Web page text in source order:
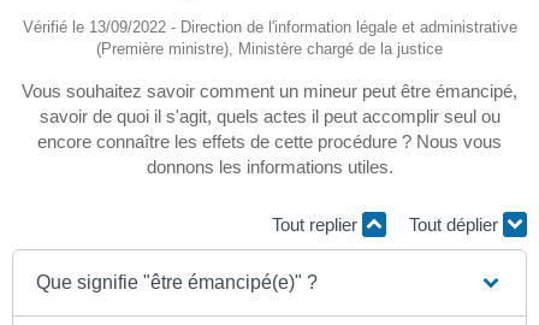
Vérifié le 13/09/2022 - Direction de l'information légale et administrative
(Première ministre), Ministère chargé de la justice
Vous souhaitez savoir comment un mineur peut être émancipé,
savoir de quoi il s'agit, quels actes il peut accomplir seul ou
encore connaître les effets de cette procédure ? Nous vous
donnons les informations utiles.
Tout replier Tout déplier
Que signifie "être émancipé(e)" ?